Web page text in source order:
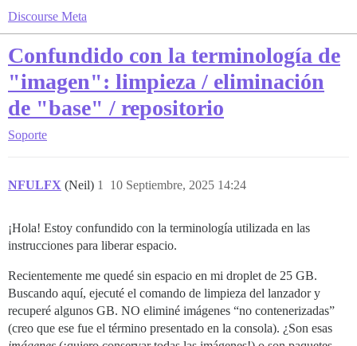
Discourse Meta
Confundido con la terminología de
"imagen": limpieza / eliminación
de "base" / repositorio
Soporte
NFULFX (Neil) 10 Septiembre, 2025 14:24
1
¡Hola! Estoy confundido con la terminología utilizada en las
instrucciones para liberar espacio.
Recientemente me quedé sin espacio en mi droplet de 25 GB.
Buscando aquí, ejecuté el comando de limpieza del lanzador y
recuperé algunos GB. NO eliminé imágenes “no contenerizadas”
(creo que ese fue el término presentado en la consola). ¿Son esas